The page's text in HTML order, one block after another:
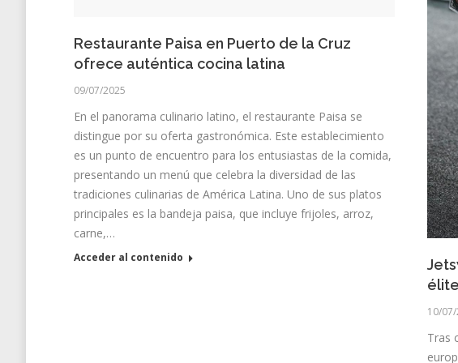
10/
Tras
Restaurante Paisa en Puerto de la Cruz
ofrece auténtica cocina latina
09/07/2025
En el panorama culinario latino, el restaurante Paisa se
distingue por su oferta gastronómica. Este establecimiento
es un punto de encuentro para los entusiastas de la comida,
presentando un menú que celebra la diversidad de las
tradiciones culinarias de América Latina. Uno de sus platos
principales es la bandeja paisa, que incluye frijoles, arroz,
carne,…
Acceder al contenido